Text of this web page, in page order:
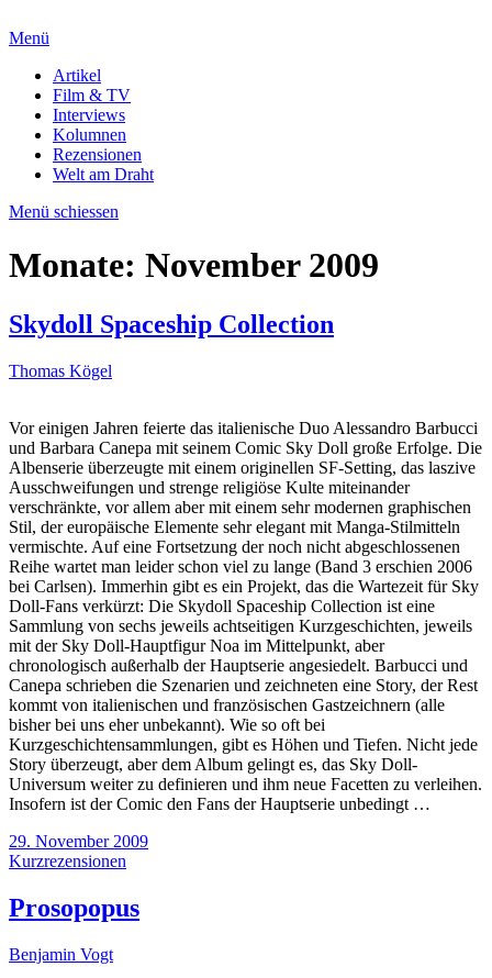
Menü
Artikel
Film & TV
Interviews
Kolumnen
Rezensionen
Welt am Draht
Menü schiessen
Monate: November 2009
Skydoll Spaceship Collection
Thomas Kögel
Vor einigen Jahren feierte das italienische Duo Alessandro Barbucci
und Barbara Canepa mit seinem Comic Sky Doll große Erfolge. Die
Albenserie überzeugte mit einem originellen SF-Setting, das laszive
Ausschweifungen und strenge religiöse Kulte miteinander
verschränkte, vor allem aber mit einem sehr modernen graphischen
Stil, der europäische Elemente sehr elegant mit Manga-Stilmitteln
vermischte. Auf eine Fortsetzung der noch nicht abgeschlossenen
Reihe wartet man leider schon viel zu lange (Band 3 erschien 2006
bei Carlsen). Immerhin gibt es ein Projekt, das die Wartezeit für Sky
Doll-Fans verkürzt: Die Skydoll Spaceship Collection ist eine
Sammlung von sechs jeweils achtseitigen Kurzgeschichten, jeweils
mit der Sky Doll-Hauptfigur Noa im Mittelpunkt, aber
chronologisch außerhalb der Hauptserie angesiedelt. Barbucci und
Canepa schrieben die Szenarien und zeichneten eine Story, der Rest
kommt von italienischen und französischen Gastzeichnern (alle
bisher bei uns eher unbekannt). Wie so oft bei
Kurzgeschichtensammlungen, gibt es Höhen und Tiefen. Nicht jede
Story überzeugt, aber dem Album gelingt es, das Sky Doll-
Universum weiter zu definieren und ihm neue Facetten zu verleihen.
Insofern ist der Comic den Fans der Hauptserie unbedingt …
29. November 2009
Kurzrezensionen
Prosopopus
Benjamin Vogt